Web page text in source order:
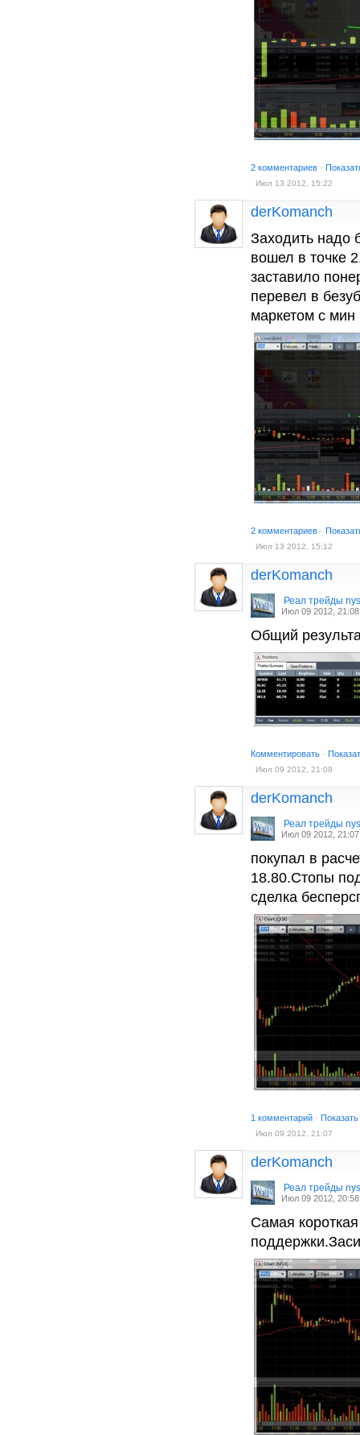
2 комментариев ·
Июл 13 2012, 15:22
derKomanch
Заходить надо
вошел в точке
заставило
перевел в
маркетом с
2 комментариев ·
Июл 13 2012, 15:12
derKomanch
Реал трейды
Июл 09 2012, 21:08
Общий
Комментировать ·
Июл 09 2012, 21:08
derKomanch
Реал трейды
Июл 09 2012, 21:07
покупал в
18.80.Стопы
сделка
1 комментарий ·
Июл 09 2012, 21:07
derKomanch
Реал трейды
Июл 09 2012, 20:58
Самая